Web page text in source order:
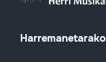
Harremanetarako